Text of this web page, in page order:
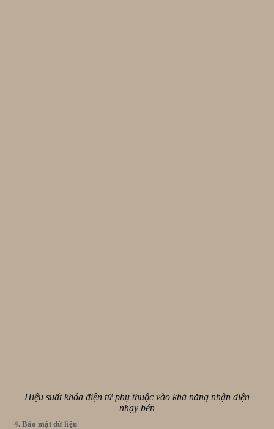
Hiệu suất khóa điện tử phụ thuộc vào khả năng nhận diện
nhạy bén
4. Bảo mật dữ liệu